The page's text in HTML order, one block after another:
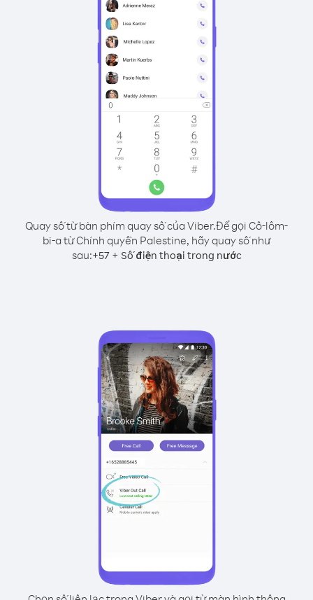
Quay số từ bàn phím quay số của Viber.Để gọi Cô-lôm-
bi-a từ Chính quyền Palestine, hãy quay số như
sau:+57+ Số điện thoại trong nước